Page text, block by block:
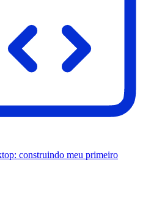
construindo meu primeiro